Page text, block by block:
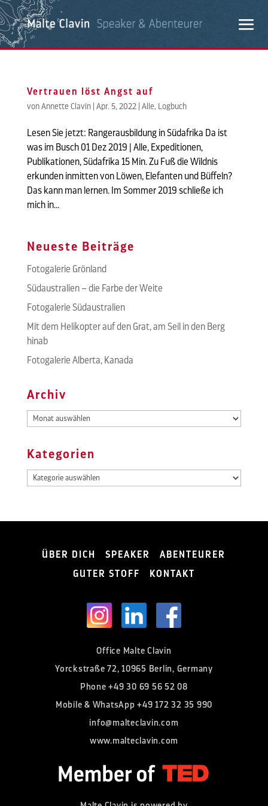
Vertrauen löst Angst auf
von Annette Clavin| Apr. 5, 2022| Alle, Logbuch
Lesen Sie jetzt: Rangerausbildung in Südafrika Da ist
was im Busch 01 Dez 2019 | Alle, Expeditionen,
Publikationen, Südafrika 15 Min. Zu Fuß die Wildnis
erkunden inmitten von Löwen, Elefanten und Büffeln?
Das kann man lernen. Im Sommer 2019 schließe ich
mich in...
Neueste Beiträge
Fotogalerie Grönland
Südaustralien – die Farbe der Weite
Fotogalerie Südaustralien
Mit dem Helikopter auf den Grat, am Seil in den Berg
hinab
Fotogalerie Alberta, Kanada
Archiv
Archiv
Kategorien
Kategorien
ÜBER DICH SPEAKER
ABENTEURER
GUTER STOFF
KONTAKT
Office Malte Clavin
Yorckstraße 72, 10965 Berlin, Germany
Phone+49 30 69 56 52 08
Mobile & WhatsApp+49 172 32 35 990
info@malteclavin.com
www.malteclavin.com